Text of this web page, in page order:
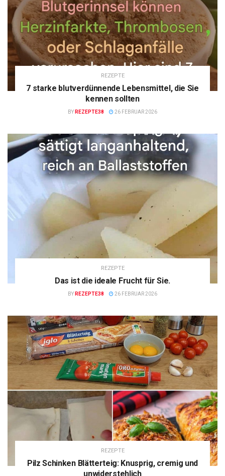
REZEPTE
7 starke blutverdünnende Lebensmittel, die Sie
kennen sollten
BY REZEPTE38 26 FEBRUAR 2026
REZEPTE
Das ist die ideale Frucht für Sie.
BY REZEPTE38 26 FEBRUAR 2026
REZEPTE
Pilz Schinken Blätterteig: Knusprig, cremig und
unwiderstehlich